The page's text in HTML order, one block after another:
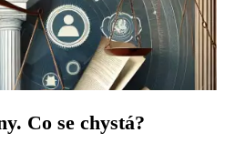
Co se chystá?